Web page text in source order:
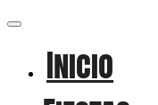
Inicio